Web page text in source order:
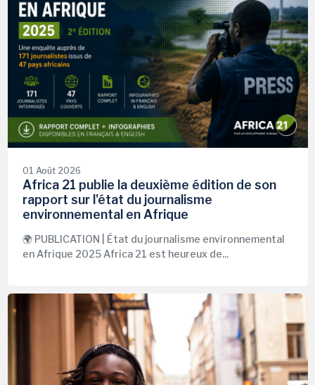
01 Août 2026
Africa 21 publie la deuxième édition de son
rapport sur l'état du journalisme
environnemental en Afrique
🌍 PUBLICATION | État du journalisme environnemental
en Afrique 2025 Africa 21 est heureux de...